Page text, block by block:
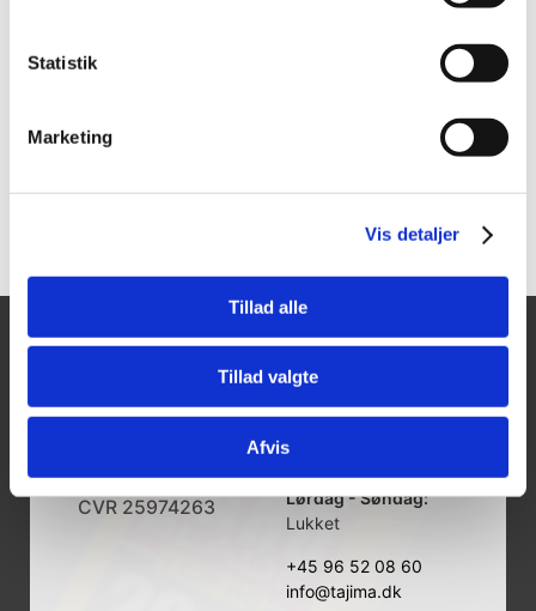
Statistik
Marketing
Vis detaljer
Tillad alle
Tillad valgte
Afvis
Vis mere
Tajima Trading
Aps
9560 Hadsund
CVR 25974263
Åbningstider
8.00-16.00
Fredag:
8.00-14.00
Lørdag - Søndag:
Lukket
+45 96 52 08 60
info@tajima.dk